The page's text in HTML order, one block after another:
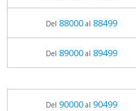
Del 88000al 88499
Del 89000al 89499
Del 90000al 90499